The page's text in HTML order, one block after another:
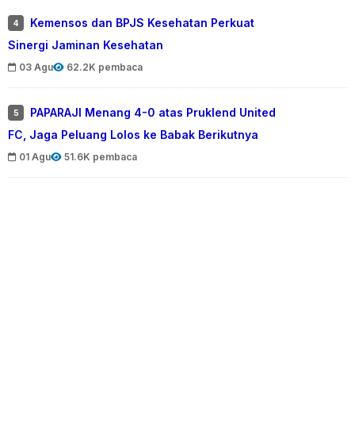
4
Kemensos dan BPJS Kesehatan Perkuat
Sinergi Jaminan Kesehatan
03 Agu 62.2K pembaca
5
PAPARAJI Menang 4-0 atas Pruklend United
FC, Jaga Peluang Lolos ke Babak Berikutnya
01 Agu 51.6K pembaca